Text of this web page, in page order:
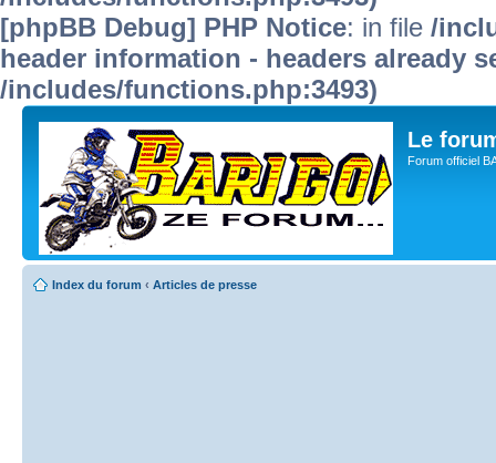
[phpBB Debug] PHP Notice: in file /
header information - headers already
/includes/functions.php:3493)
Le
Forum officiel
Index du forum ‹ Articles de presse